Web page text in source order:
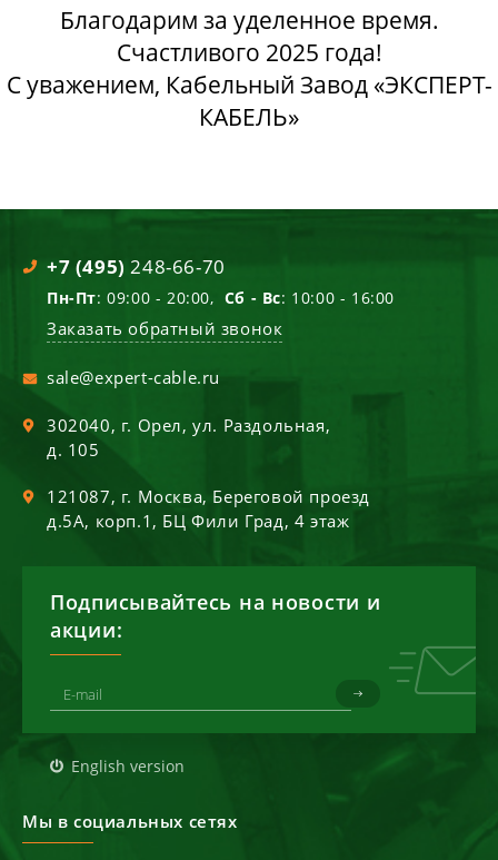
Благодарим за уделенное время.
Счастливого 2025 года!
С уважением, Кабельный Завод «ЭКСПЕРТ-
КАБЕЛЬ»
+7 (495) 248-66-70
Пн-Пт: 09:00 - 20:00, Сб - Вс: 10:00 - 16:00
Заказать обратный звонок
sale@expert-cable.ru
302040, г. Орел,ул. Раздольная,
д. 105
121087, г. Москва, Береговой проезд
д.5А, корп.1, БЦ Фили Град, 4 этаж
Подписывайтесь на новости и
акции:
English version
Мы в социальных сетях